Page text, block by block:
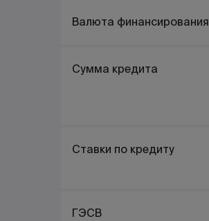
Валюта финансирования
Сумма кредита
Ставки по кредиту
ГЭСВ